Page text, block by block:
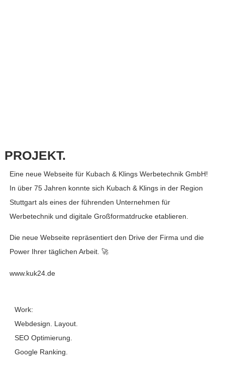
PROJEKT.
Eine neue Webseite für Kubach & Klings Werbetechnik GmbH!
In über 75 Jahren konnte sich Kubach & Klings in der Region
Stuttgart als eines der führenden Unternehmen für
Werbetechnik und digitale Großformatdrucke etablieren.
Die neue Webseite repräsentiert den Drive der Firma und die
Power Ihrer täglichen Arbeit. 🚀
www.kuk24.de
Work:
Webdesign. Layout.
SEO Optimierung.
Google Ranking.